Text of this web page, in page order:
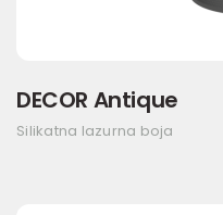
DECOR Antique
Silikatna lazurna boja